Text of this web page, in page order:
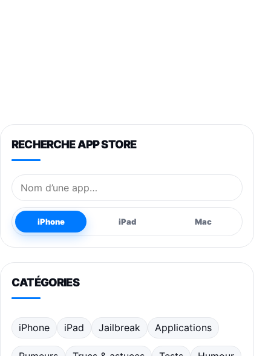
RECHERCHE APP STORE
Nom de l’application
iPhone iPad Mac
CATÉGORIES
iPhone iPad Jailbreak Applications